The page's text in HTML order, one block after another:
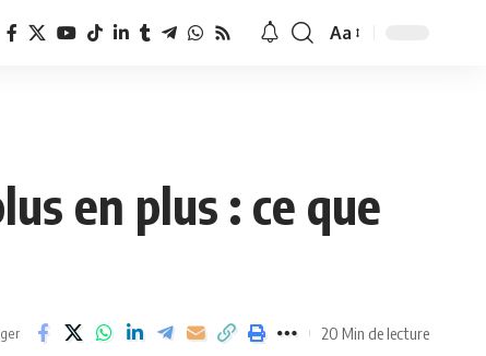
Redimensionner
Aa
en plus : ce que
20 Min de lecture